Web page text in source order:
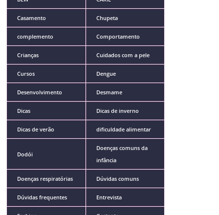
Casamento Chupeta
complemento Comportamento
Crianças Cuidados com a pele
Cursos Dengue
Desenvolvimento Desmame
Dicas Dicas de inverno
Dicas de verão dificuldade alimentar
Dodói
Doenças comuns da
infância
Doenças respiratórias Dúvidas comuns
Dúvidas frequentes Entrevista